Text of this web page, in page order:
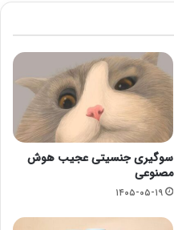
سوگیری جنسیتی عجیب هوش
مصنوعی
۱۴۰۵-۰۵-۱۹